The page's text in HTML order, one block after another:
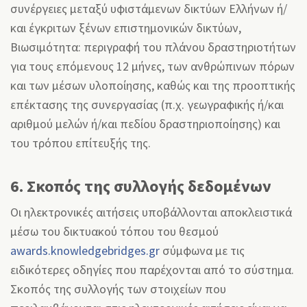
συνέργειες μεταξύ υφιστάμενων δικτύων Ελλήνων ή/
και έγκριτων ξένων επιστημονικών δικτύων,
Βιωσιμότητα: περιγραφή του πλάνου δραστηριοτήτων
για τους επόμενους 12 μήνες, των ανθρώπινων πόρων
και των μέσων υλοποίησης, καθώς και της προοπτικής
επέκτασης της συνεργασίας (π.χ. γεωγραφικής ή/και
αριθμού μελών ή/και πεδίου δραστηριοποίησης) και
του τρόπου επίτευξής της.
6. Σκοπός της συλλογής δεδομένων
Οι ηλεκτρονικές αιτήσεις υποβάλλονται αποκλειστικά
μέσω του δικτυακού τόπου του θεσμού
awards.knowledgebridges.gr σύμφωνα με τις
ειδικότερες οδηγίες που παρέχονται από το σύστημα.
Σκοπός της συλλογής των στοιχείων που